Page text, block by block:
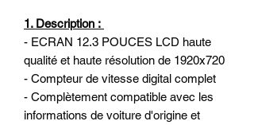
1. Description :
- ECRAN 12.3 POUCES LCD haute
qualité et haute résolution de 1920x720
- Compteur de vitesse digital complet
- Complètement compatible avec les
informations de voiture d'origine et